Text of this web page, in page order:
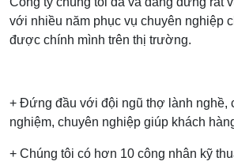
với nhiều năm phục vụ chuyên nghiệp
được chính mình trên thị trường.
+ Đứng đầu với đội ngũ thợ lành nghề,
nghiệm, chuyên nghiệp giúp khách
+ Chúng tôi có hơn 10 công nhân kỹ